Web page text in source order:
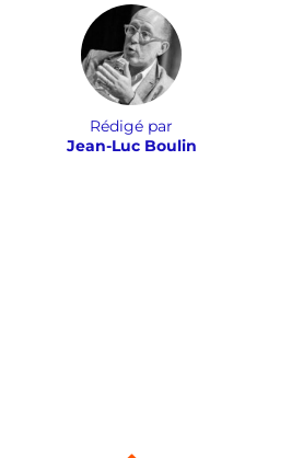
Rédigé par
Jean-Luc Boulin